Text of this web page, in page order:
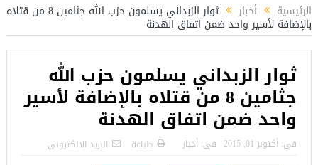
الرئيسية أخبار ثوار الزبداني يسلمون حزب الله جثامين 8 من قتلاه
بالإضافة لأسير واحد ضمن اتفاق الهدنة
ثوار الزبداني يسلمون حزب الله
جثامين 8 من قتلاه بالإضافة لأسير
واحد ضمن اتفاق الهدنة
فى: أكتوبر 01, 2015 فى: أخبار طباعة البريد الالكترونى